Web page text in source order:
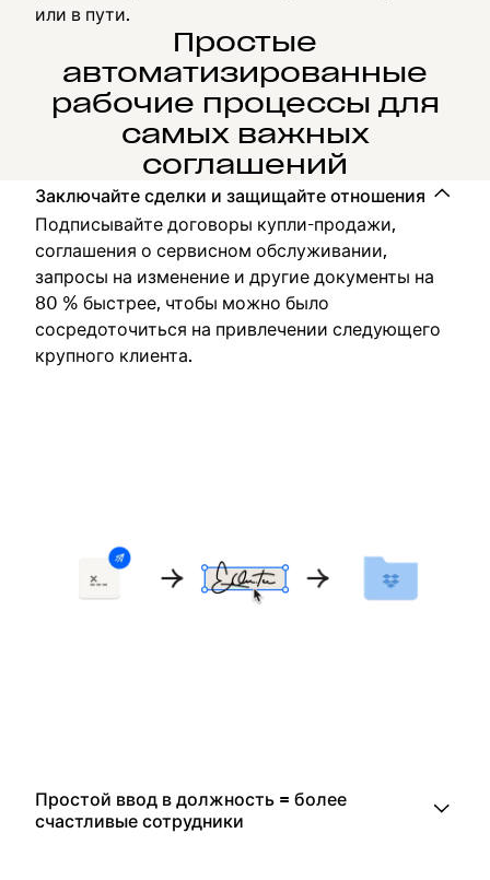
или в пути.
Простые
автоматизированные
рабочие процессы для
самых важных
соглашений
Заключайте сделки и защищайте отношения
Подписывайте договоры купли-продажи,
соглашения о сервисном обслуживании,
запросы на изменение и другие документы на
80 % быстрее, чтобы можно было
сосредоточиться на привлечении следующего
крупного клиента.
Простой ввод в должность = более
счастливые сотрудники